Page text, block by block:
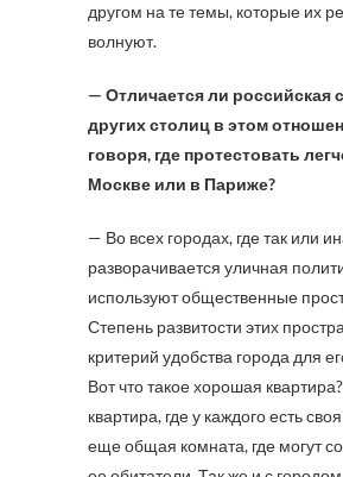
другом на те темы, которые их
волнуют.
— Отличается ли российская
других столиц в этом
говоря, где протестовать
Москве или в Париже?
— Во всех городах, где так или
разворачивается уличная
используют общественные
Степень развитости этих
критерий удобства города для
Вот что такое хорошая
квартира, где у каждого есть
еще общая комната, где могут